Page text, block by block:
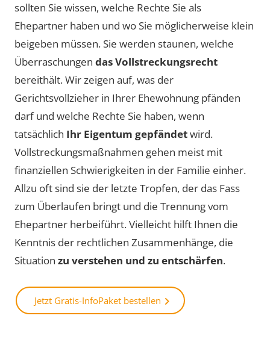
sollten Sie wissen, welche Rechte Sie als
Ehepartner haben und wo Sie möglicherweise klein
beigeben müssen. Sie werden staunen, welche
Überraschungen das Vollstreckungsrecht
bereithält. Wir zeigen auf, was der
Gerichtsvollzieher in Ihrer Ehewohnung pfänden
darf und welche Rechte Sie haben, wenn
tatsächlich Ihr Eigentum gepfändetwird.
Vollstreckungsmaßnahmen gehen meist mit
finanziellen Schwierigkeiten in der Familie einher.
Allzu oft sind sie der letzte Tropfen, der das Fass
zum Überlaufen bringt und die Trennung vom
Ehepartner herbeiführt. Vielleicht hilft Ihnen die
Kenntnis der rechtlichen Zusammenhänge, die
Situation zu verstehen und zu entschärfen.
Jetzt Gratis-InfoPaket bestellen